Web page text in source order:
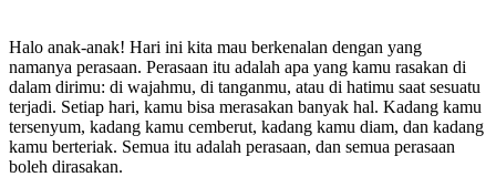
Halo anak-anak! Hari ini kita mau berkenalan dengan yang
namanya perasaan. Perasaan itu adalah apa yang kamu rasakan di
dalam dirimu: di wajahmu, di tanganmu, atau di hatimu saat sesuatu
terjadi. Setiap hari, kamu bisa merasakan banyak hal. Kadang kamu
tersenyum, kadang kamu cemberut, kadang kamu diam, dan kadang
kamu berteriak. Semua itu adalah perasaan, dan semua perasaan
boleh dirasakan.